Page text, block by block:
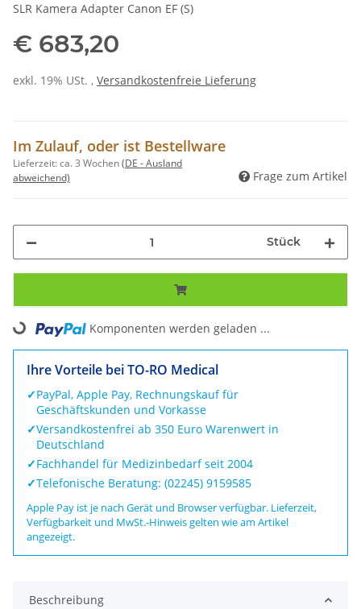
SLR Kamera Adapter Canon EF (S)
€ 683,20
exkl. 19% USt. , Versandkostenfreie Lieferung
Im Zulauf, oder ist Bestellware
Lieferzeit:ca. 3 Wochen(DE - Ausland
abweichend)
Frage zum Artikel
Stück
Loading... Komponenten werden geladen ...
Ihre Vorteile bei TO-RO Medical
✓PayPal, Apple Pay, Rechnungskauf für
Geschäftskunden und Vorkasse
✓Versandkostenfrei ab 350 Euro Warenwert in
Deutschland
✓Fachhandel für Medizinbedarf seit 2004
✓Telefonische Beratung: (02245) 9159585
Apple Pay ist je nach Gerät und Browser verfügbar. Lieferzeit,
Verfügbarkeit und MwSt.-Hinweis gelten wie am Artikel
angezeigt.
Beschreibung